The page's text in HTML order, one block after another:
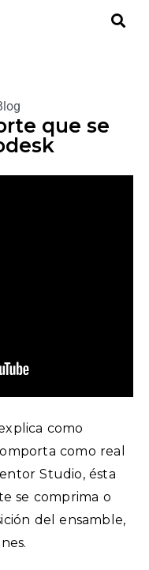
que se
como
como real
Studio, ésta
se comprima o
del ensamble,